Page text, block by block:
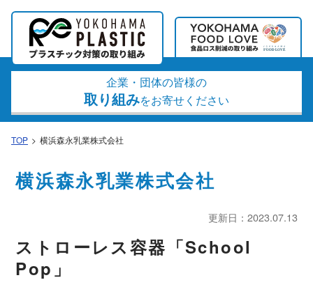
企業・団体の皆様の
取り組みをお寄せください
TOP 横浜森永乳業株式会社
横浜森永乳業株式会社
更新日：2023.07.13
ストローレス容器「School
Pop」